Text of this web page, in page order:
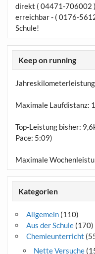
direkt ( 04471-706002
erreichbar - ( 0176-
Schule!
Keep on running
Maximale Laufdistanz:
Top-Leistung bisher:
Pace: 5:09)
Maximale
Kategorien
Allgemein(110)
Aus der Schule(170)
Chemieunterricht
Nette Versuche